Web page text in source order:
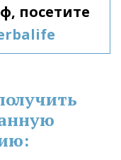
посетите